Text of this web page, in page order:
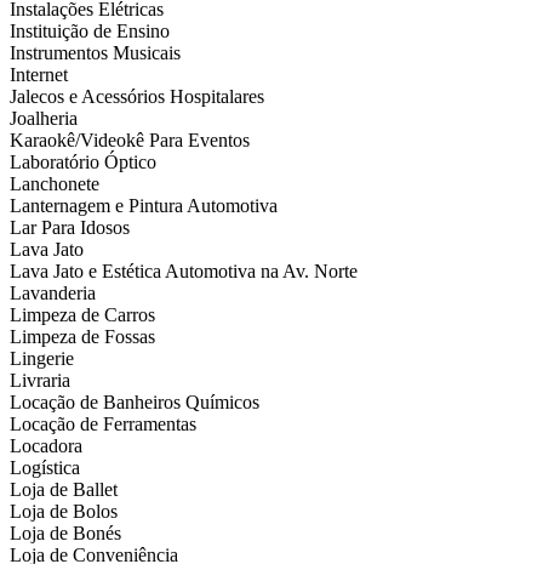
Instalações Elétricas
Instituição de Ensino
Instrumentos Musicais
Internet
Jalecos e Acessórios Hospitalares
Joalheria
Karaokê/Videokê Para Eventos
Laboratório Óptico
Lanchonete
Lanternagem e Pintura Automotiva
Lar Para Idosos
Lava Jato
Lava Jato e Estética Automotiva na Av. Norte
Lavanderia
Limpeza de Carros
Limpeza de Fossas
Lingerie
Livraria
Locação de Banheiros Químicos
Locação de Ferramentas
Locadora
Logística
Loja de Ballet
Loja de Bolos
Loja de Bonés
Loja de Conveniência